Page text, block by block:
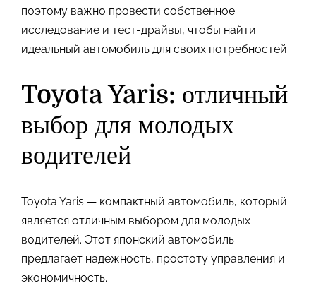
поэтому важно провести собственное
исследование и тест-драйвы, чтобы найти
идеальный автомобиль для своих потребностей.
Toyota Yaris: отличный
выбор для молодых
водителей
Toyota Yaris — компактный автомобиль, который
является отличным выбором для молодых
водителей. Этот японский автомобиль
предлагает надежность, простоту управления и
экономичность.